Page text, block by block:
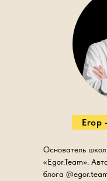
Егор
Основатель
«Egor.Team».
блога